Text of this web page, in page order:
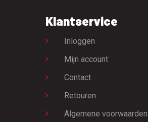
Klantservice
Inloggen
Mijn account
Contact
Retouren
Algemene voorwaarden